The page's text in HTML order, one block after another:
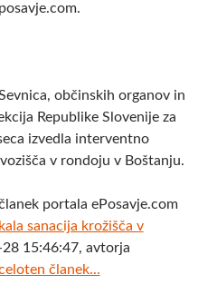
občinskih organov in
Republike Slovenije za
izvedla interventno
v rondoju v Boštanju.
portala ePosavje.com
sanacija krožišča v
15:46:47, avtorja
članek...